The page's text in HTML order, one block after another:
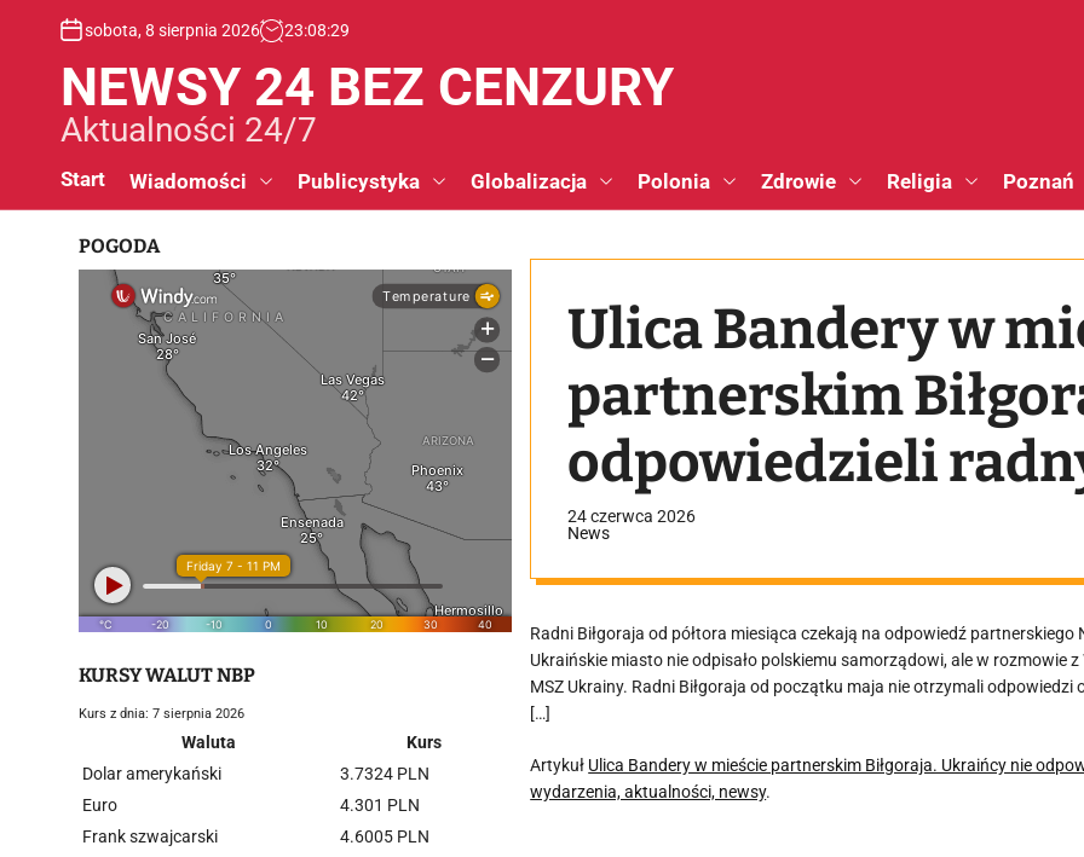
sobota, 8 sierpnia 2026 23:08:30
NEWSY 24 BEZ CENZURY
Aktualności 24/7
Start Wiadomości Publicystyka Globalizacja Polonia Zdrowie Religia Poznań
Ulica Bandery w
partnerskim
odpowiedzieli
24 czerwca 2026
News
Radni Biłgoraja od półtora miesiąca czekają na odpowiedź
Ukraińskie miasto nie odpisało polskiemu samorządowi, ale w rozmowie
MSZ Ukrainy. Radni Biłgoraja od początku maja nie otrzymali
[…]
Artykuł Ulica Bandery w mieście partnerskim Biłgoraja. Ukraińcy nie
wydarzenia, aktualności, newsy.
POGODA
KURSY WALUT NBP
Kurs z dnia: 7 sierpnia 2026
Waluta
Kurs
Dolar amerykański
3.7324 PLN
Euro
4.301 PLN
Frank szwajcarski
4.6005 PLN